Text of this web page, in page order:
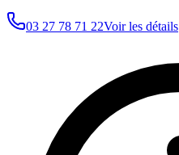
03 27 78 71 22Voir les détails